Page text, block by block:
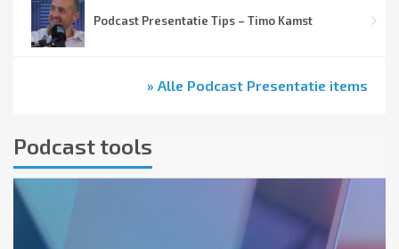
Podcast Presentatie Tips – Timo Kamst
» Alle Podcast Presentatie items
Podcast tools